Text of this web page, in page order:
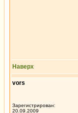
Наверх
vors
Зарегистрирован:
20.09.2009